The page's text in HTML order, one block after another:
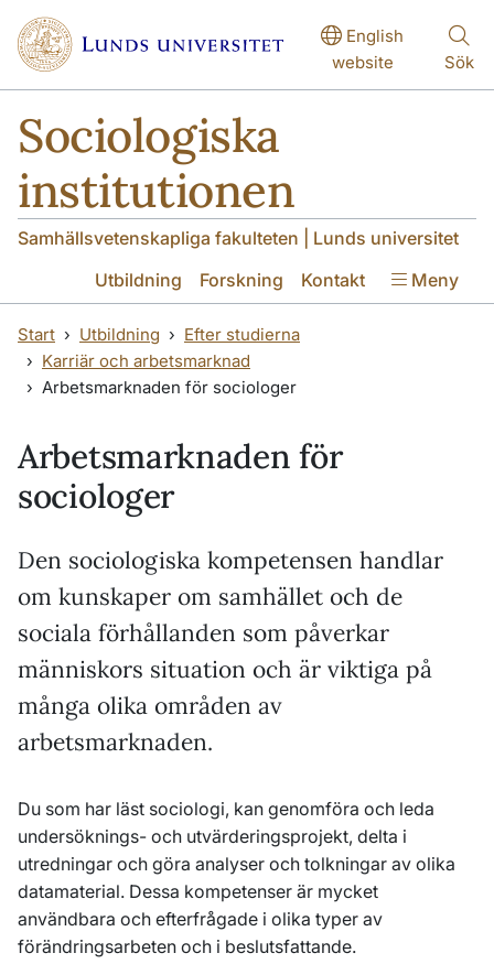
Hoppa till huvudinnehåll
Hoppa till huvudinnehåll
English
website
Sök
Sociologiska
institutionen
Samhällsvetenskapliga fakulteten | Lunds universitet
Utbildning
Forskning Kontakt Meny
Start Utbildning
Efter studierna
Karriär och arbetsmarknad
Arbetsmarknaden för sociologer
Arbetsmarknaden för
sociologer
Den sociologiska kompetensen handlar
om kunskaper om samhället och de
sociala förhållanden som påverkar
människors situation och är viktiga på
många olika områden av
arbetsmarknaden.
Du som har läst sociologi, kan genomföra och leda
undersöknings- och utvärderingsprojekt, delta i
utredningar och göra analyser och tolkningar av olika
datamaterial. Dessa kompetenser är mycket
användbara och efterfrågade i olika typer av
förändringsarbeten och i beslutsfattande.